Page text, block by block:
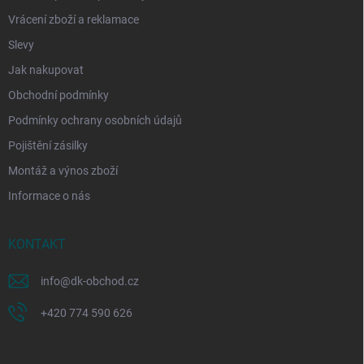
Vrácení zboží a reklamace
Slevy
Jak nakupovat
Obchodní podmínky
Podmínky ochrany osobních údajů
Pojištění zásilky
Montáž a výnos zboží
Informace o nás
KONTAKT
info@dk-obchod.cz
+420 774 590 626